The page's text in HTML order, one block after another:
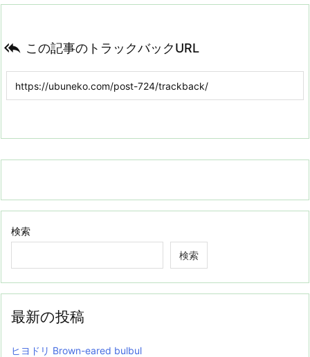
 この記事のトラックバックURL
検索
検索
最新の投稿
ヒヨドリ Brown-eared bulbul